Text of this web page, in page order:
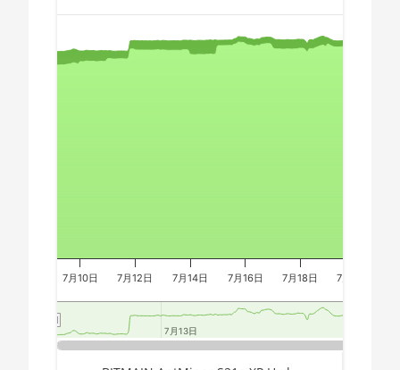
🇪🇬ㅤ EGP
🇪🇷ㅤ ERN - Nfk
🏳ㅤ GMD - D
🇬🇹ㅤ GTQ
AMD CPU Threadripper 1900X
AMD CPU Threadripper 1920X
AMD CPU Threadripper 3970X
AMD CPU Threadripper 3990X
AMD PRO W6800 32GB
Chart
7月10日 7月12日 7月14日 7月16日 7月18日 7月20日
7月13日
7月13日